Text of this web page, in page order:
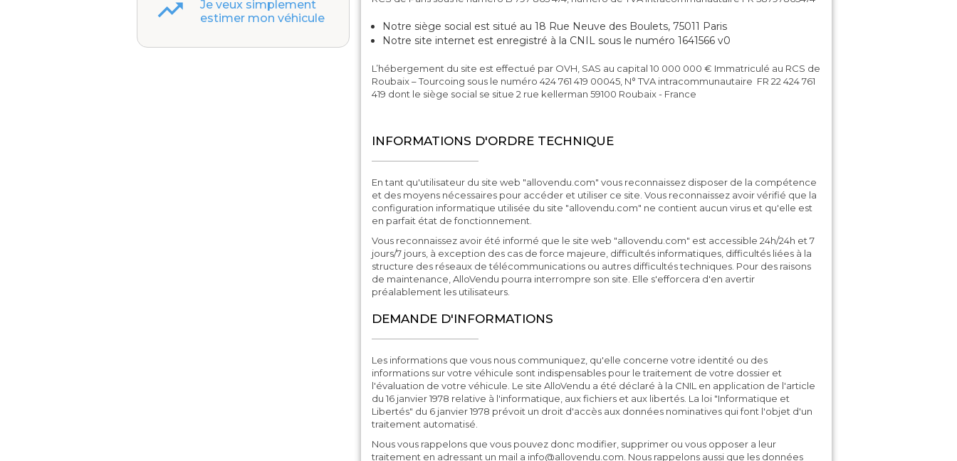
Je veux simplement
estimer mon véhicule
Notre siège social est situé au 18 Rue Neuve des Boulets, 75011 Paris
Notre site internet est enregistré à la CNIL sous le numéro 1641566 v0
L’hébergement du site est effectué par OVH, SAS au capital 10 000 000 € Immatriculé au RCS de
Roubaix – Tourcoing sous le numéro 424 761 419 00045, N° TVA intracommunautaire FR 22 424 761
419 dont le siège social se situe 2 rue kellerman 59100 Roubaix - France
INFORMATIONS D'ORDRE TECHNIQUE
En tant qu'utilisateur du site web "allovendu.com" vous reconnaissez disposer de la compétence
et des moyens nécessaires pour accéder et utiliser ce site. Vous reconnaissez avoir vérifié que la
configuration informatique utilisée du site "allovendu.com" ne contient aucun virus et qu'elle est
en parfait état de fonctionnement.
Vous reconnaissez avoir été informé que le site web "allovendu.com" est accessible 24h/24h et 7
jours/7 jours, à exception des cas de force majeure, difficultés informatiques, difficultés liées à la
structure des réseaux de télécommunications ou autres difficultés techniques. Pour des raisons
de maintenance, AlloVendu pourra interrompre son site. Elle s'efforcera d'en avertir
préalablement les utilisateurs.
DEMANDE D'INFORMATIONS
Les informations que vous nous communiquez, qu'elle concerne votre identité ou des
informations sur votre véhicule sont indispensables pour le traitement de votre dossier et
l'évaluation de votre véhicule. Le site AlloVendu a été déclaré à la CNIL en application de l'article
du 16 janvier 1978 relative à l'informatique, aux fichiers et aux libertés. La loi "Informatique et
Libertés" du 6 janvier 1978 prévoit un droit d'accès aux données nominatives qui font l'objet d'un
traitement automatisé.
Nous vous rappelons que vous pouvez donc modifier, supprimer ou vous opposer a leur
traitement en adressant un mail a info@allovendu.com . Nous rappelons aussi que les données